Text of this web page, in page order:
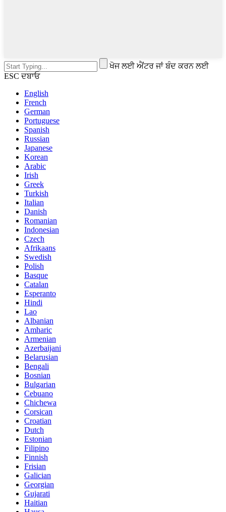
ਖੋਜ ਲਈ ਐਂਟਰ ਜਾਂ ਬੰਦ ਕਰਨ ਲਈ
ESC ਦਬਾਓ
English
French
German
Portuguese
Spanish
Russian
Japanese
Korean
Arabic
Irish
Greek
Turkish
Italian
Danish
Romanian
Indonesian
Czech
Afrikaans
Swedish
Polish
Basque
Catalan
Esperanto
Hindi
Lao
Albanian
Amharic
Armenian
Azerbaijani
Belarusian
Bengali
Bosnian
Bulgarian
Cebuano
Chichewa
Corsican
Croatian
Dutch
Estonian
Filipino
Finnish
Frisian
Galician
Georgian
Gujarati
Haitian